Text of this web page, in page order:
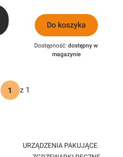
Do koszyka
Dostępność: dostępny w
magazynie
z 1
URZĄDZENIA PAKUJĄCE